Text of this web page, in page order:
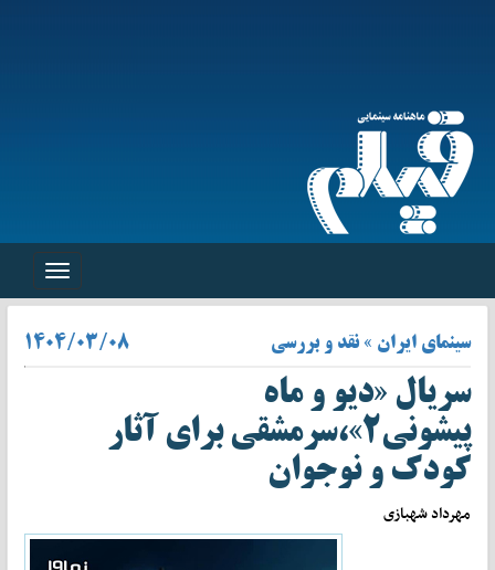
Toggle
سینمای ایران » نقد و بررسی ۱۴۰۴/۰۳/۰۸
سریال «دیو و ماه
پیشونی۲»،سرمشقی برای آثار
کودک و نوجوان
مهرداد شهبازی